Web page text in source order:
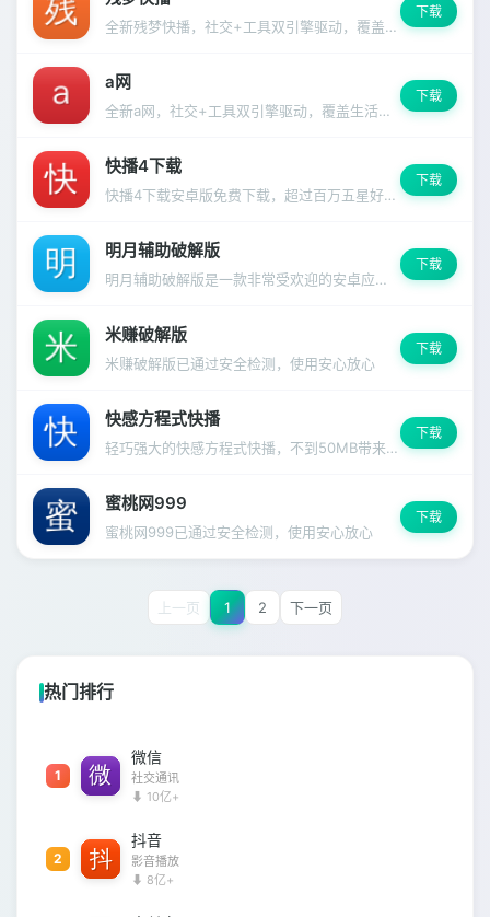
全新残梦快播，社交+工具双引擎驱动，覆盖生活方方面面。
下载
a网
全新a网，社交+工具双引擎驱动，覆盖生活方方面面。
下载
快播4下载
快播4下载安卓版免费下载，超过百万五星好评，你值得拥有。
下载
明月辅助破解版
明月辅助破解版是一款非常受欢迎的安卓应用，功能强大且操作简便，深受千万用户信赖。
下载
米赚破解版
米赚破解版已通过安全检测，使用安心放心
下载
快感方程式快播
轻巧强大的快感方程式快播，不到50MB带来无限可能
下载
蜜桃网999
蜜桃网999已通过安全检测，使用安心放心
下载
上一页 1 2 下一页
热门排行
1
微信
社交通讯
⬇ 10亿+
2
抖音
影音播放
⬇ 8亿+